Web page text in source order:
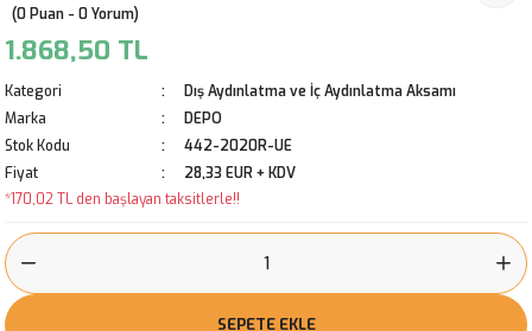
(0 Puan - 0 Yorum)
1.868,50 TL
Kategori
Dış Aydınlatma ve İç Aydınlatma Aksamı
Marka
DEPO
Stok Kodu
442-2020R-UE
Fiyat
28,33 EUR + KDV
*170,02 TL den başlayan taksitlerle!!
SEPETE EKLE